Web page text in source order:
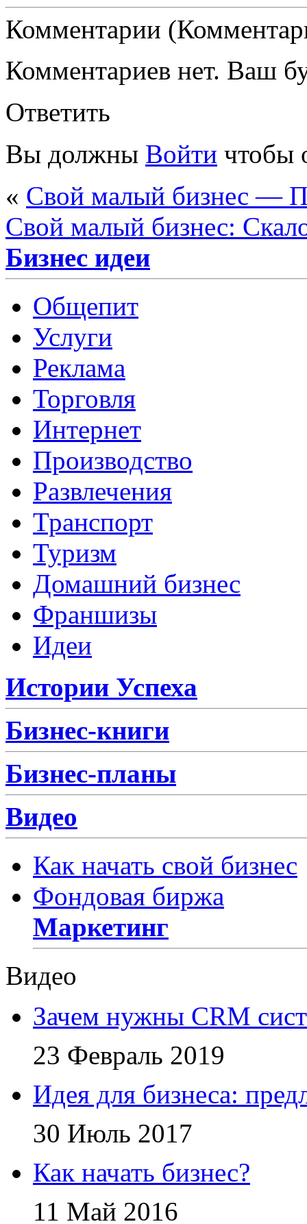
Комментарии
Комментариев нет. Ваш
Ответить
Вы должны Войти чтобы
« Свой малый бизнес —
Свой малый бизнес:
Бизнес идеи
Общепит
Услуги
Реклама
Торговля
Интернет
Производство
Развлечения
Транспорт
Туризм
Домашний бизнес
Франшизы
Идеи
Истории Успеха
Бизнес-книги
Бизнес-планы
Видео
Как начать свой бизнес
Фондовая биржа
Маркетинг
Видео
Зачем нужны CRM
23 Февраль 2019
Идея для бизнеса:
30 Июль 2017
Как начать бизнес?
11 Май 2016